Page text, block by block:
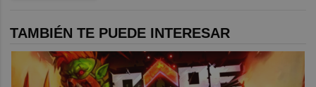
TAMBIÉN TE PUEDE INTERESAR